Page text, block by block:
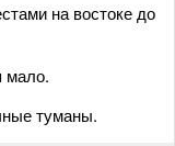
на востоке до
мало.
туманы.